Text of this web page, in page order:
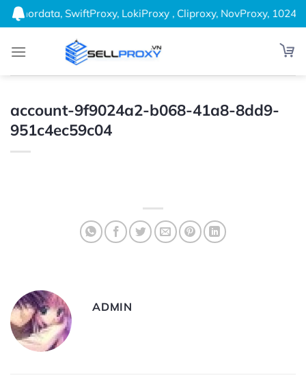
Bỏ
qua
dung
Thordata, SwiftProxy, LokiProxy , Cliproxy, NovProxy,
account-9f9024a2-b068-41a8-8dd9-
951c4ec59c04
ADMIN